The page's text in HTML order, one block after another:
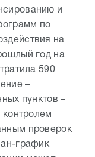
и
по
на
год на
590
–
пунктов –
проверок
график